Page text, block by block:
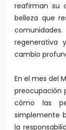
reafirman su
belleza que
regenerativa
cambio
En el mes del
preocupación
cómo las
simplemente
la